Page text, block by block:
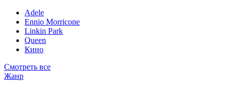
Adele
Ennio Morricone
Linkin Park
Queen
Кино
Смотреть все
Жанр